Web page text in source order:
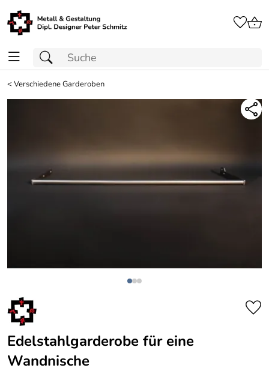
<Verschiedene Garderoben
Edelstahlgarderobe für eine
Wandnische